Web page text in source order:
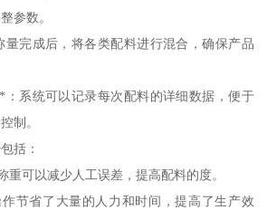
参数。
完成后，将各类配料进行混合，确保产品
系统可以记录每次配料的详细数据，便于
制。
括：
可以减少人工误差，提高配料的度。
节省了大量的人力和时间，提高了生产效